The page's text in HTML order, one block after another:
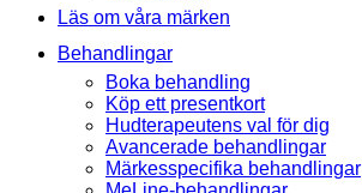
Läs om våra märken
Behandlingar
Boka behandling
Köp ett presentkort
Hudterapeutens val för dig
Avancerade behandlingar
Märkesspecifika behandlingar